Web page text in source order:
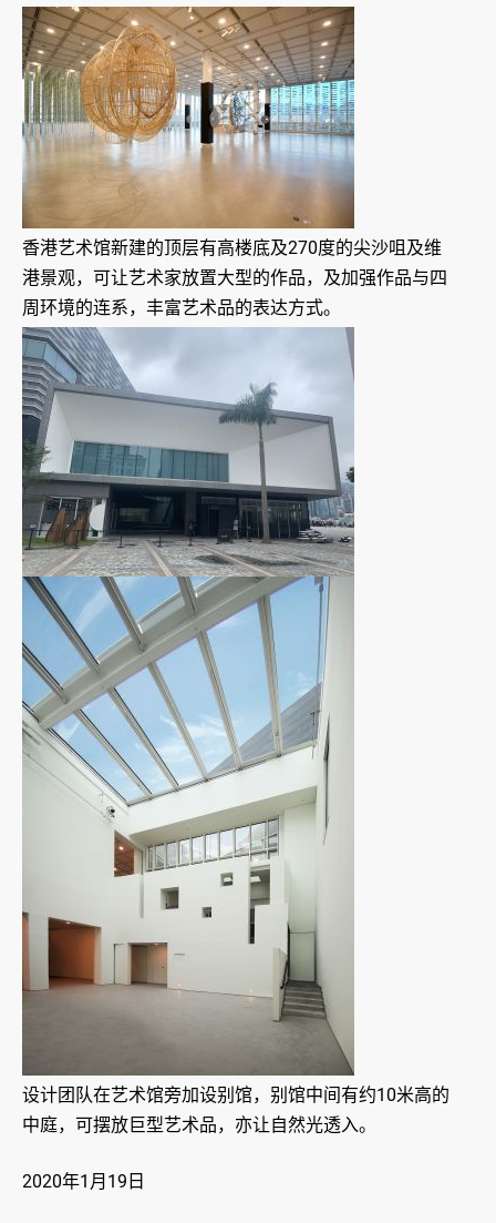
香港艺术馆新建的顶层有高楼底及270度的尖沙咀及维
港景观，可让艺术家放置大型的作品，及加强作品与四
周环境的连系，丰富艺术品的表达方式。
设计团队在艺术馆旁加设别馆，别馆中间有约10米高的
中庭，可摆放巨型艺术品，亦让自然光透入。
2020年1月19日